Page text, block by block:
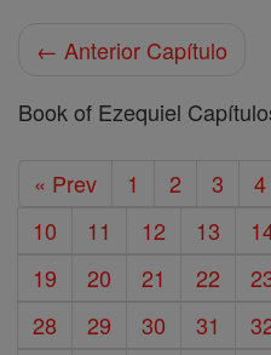
← Anterior Capítulo
Book of Ezequiel
« Prev 1 2 3 4
10
11 12 13
19
20 21 22
28
29 30 31